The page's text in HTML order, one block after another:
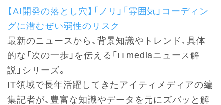
【AI開発の落とし穴】「ノリ」「雰囲気」コーディン
グに潜むぜい弱性のリスク
最新のニュースから、背景知識やトレンド、具体
的な「次の一歩」を伝える「ITmediaニュース解
説」シリーズ。
IT領域で長年活躍してきたアイティメディアの編
集記者が、豊富な知識やデータを元にズバッと解